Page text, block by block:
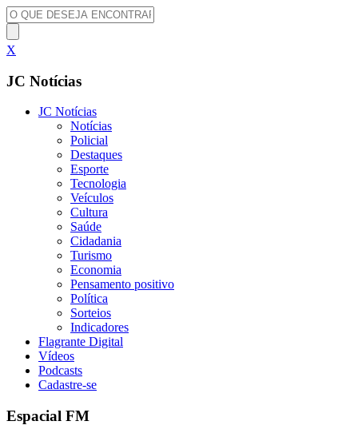
X
JC Notícias
JC Notícias
Notícias
Policial
Destaques
Esporte
Tecnologia
Veículos
Cultura
Saúde
Cidadania
Turismo
Economia
Pensamento positivo
Política
Sorteios
Indicadores
Flagrante Digital
Vídeos
Podcasts
Cadastre-se
Espacial FM